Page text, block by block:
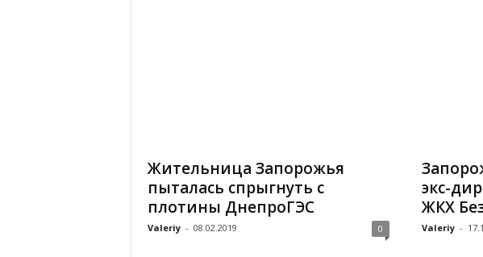
Жительница Запорожья
пыталась спрыгнуть с
плотины ДнепроГЭС
Valeriy - 08.02.2019 0
экс-
ЖКХ
Valeriy -